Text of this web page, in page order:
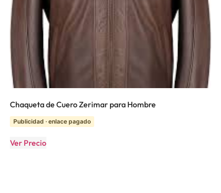
Chaqueta de Cuero Zerimar para Hombre
Publicidad · enlace pagado
Ver Precio